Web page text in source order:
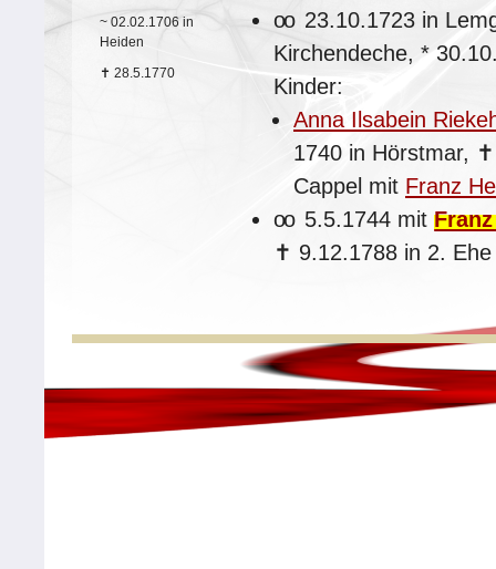
~ 02.02.1706 in
Heiden
✝ 28.5.1770
oo 23.10.1723 in
Kirchendeche, *
Kinder:
Anna Ilsabein
1740 in Hörstmar,
Cappel mit Franz
oo 5.5.1744 mit
✝ 9.12.1788 in 2. Ehe